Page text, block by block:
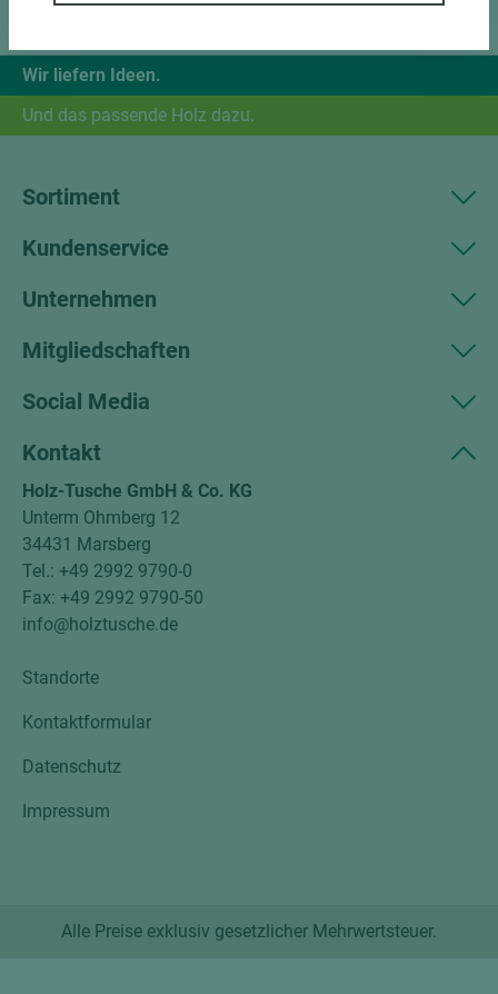
Wir liefern Ideen.
Und das passende Holz dazu.
Sortiment
Kundenservice
Unternehmen
Mitgliedschaften
Social Media
Kontakt
Holz-Tusche GmbH & Co. KG
Unterm Ohmberg 12
34431 Marsberg
Tel.: +49 2992 9790-0
Fax: +49 2992 9790-50
info@holztusche.de
Standorte
Kontaktformular
Datenschutz
Impressum
Alle Preise exklusiv gesetzlicher Mehrwertsteuer.